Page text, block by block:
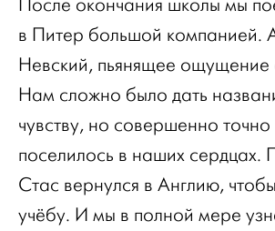
После окончания школы мы
в Питер большой компанией.
Невский, пьянящее ощущение
Нам сложно было дать
чувству, но совершенно
поселилось в наших сердцах.
Стас вернулся в Англию,
учёбу. И мы в полной мере